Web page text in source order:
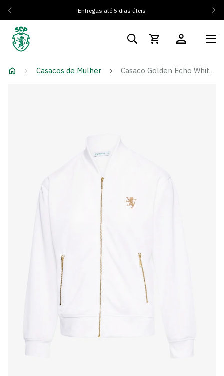
Entregas até 5 dias úteis
Casacos de Mulher Casaco Golden Echo White - Mulher